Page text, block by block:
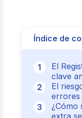
Índice de
El
clave
El
errores
¿Cómo
extra